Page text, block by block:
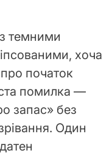
темними
хоча
початок
помилка —
запас» без
Один